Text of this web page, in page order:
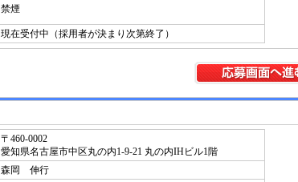
禁煙
現在受付中（採用者が決まり次第終了）
〒460-0002
愛知県名古屋市中区丸の内1-9-21 丸の内IHビル1階
森岡 伸行